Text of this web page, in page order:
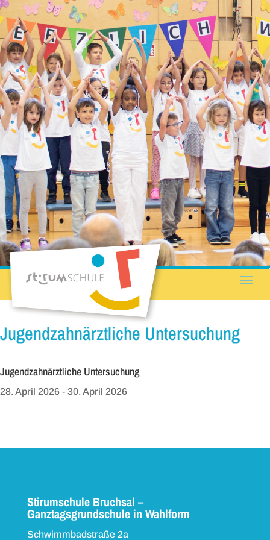
Jugendzahnärztliche Untersuchung
Jugendzahnärztliche Untersuchung
28. April 2026 - 30. April 2026
Stirumschule Bruchsal –
Ganztagsgrundschule in Wahlform
Schwimmbadstraße 2a